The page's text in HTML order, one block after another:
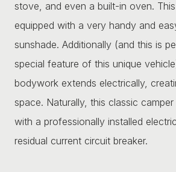
stove, and even a built-in oven.
equipped with a very handy and
sunshade. Additionally (and this is
special feature of this unique
bodywork extends electrically,
space. Naturally, this classic
with a professionally installed
residual current circuit breaker.